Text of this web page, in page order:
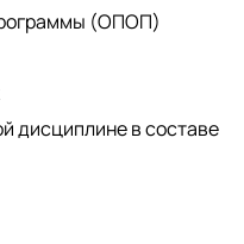
(ОПОП)
дисциплине в составе